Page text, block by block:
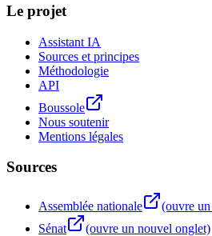
Le projet
Assistant IA
Sources et principes
Méthodologie
API
Boussole
Nous soutenir
Mentions légales
Sources
Assemblée nationale
(ouvre
Sénat
(ouvre un nouvel onglet)